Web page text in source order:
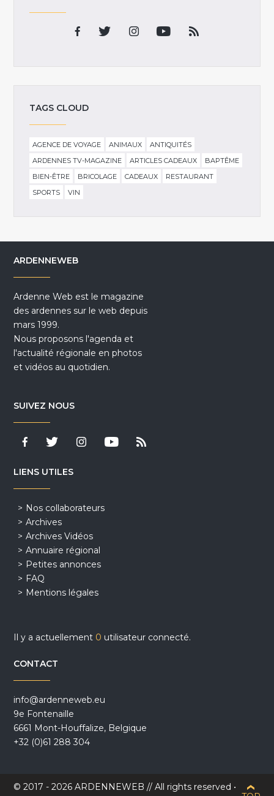
TAGS CLOUD
AGENCE DE VOYAGE ANIMAUX
ANTIQUITÉS
ARDENNES TV-MAGAZINE
ARTICLES CADEAUX
BAPTÊME
BIEN-ÊTRE
BRICOLAGE CADEAUX
RESTAURANT
SPORTS
VIN
ARDENNEWEB
Ardenne Web est le magazine
des ardennes sur le web depuis
mars 1999.
Nous proposons l'agenda et
l'actualité régionale en photos
et vidéos au quotidien.
SUIVEZ NOUS
LIENS UTILES
Nos collaborateurs
Archives
Archives Vidéos
Annuaire régional
Petites annonces
FAQ
Mentions légales
Il y a actuellement 0 utilisateur connecté.
CONTACT
info@ardenneweb.eu
9e Fontenaille
6661 Mont-Houffalize, Belgique
+32 (0)61 288 304
© 2017 - 2026 ARDENNEWEB // All rights reserved •